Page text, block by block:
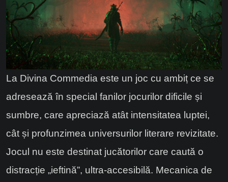
La Divina Commedia este un joc cu ambiț ce se
adresează în special fanilor jocurilor dificile și
sumbre, care apreciază atât intensitatea luptei,
cât și profunzimea universurilor literare revizitate.
Jocul nu este destinat jucătorilor care caută o
distracție „ieftină”, ultra-accesibilă. Mecanica de